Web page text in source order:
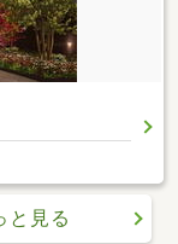
と見る